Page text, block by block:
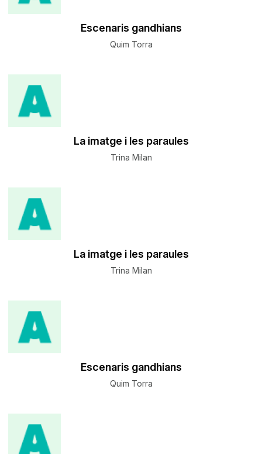
Escenaris gandhians
Quim Torra
La imatge i les paraules
Trina Milan
La imatge i les paraules
Trina Milan
Escenaris gandhians
Quim Torra